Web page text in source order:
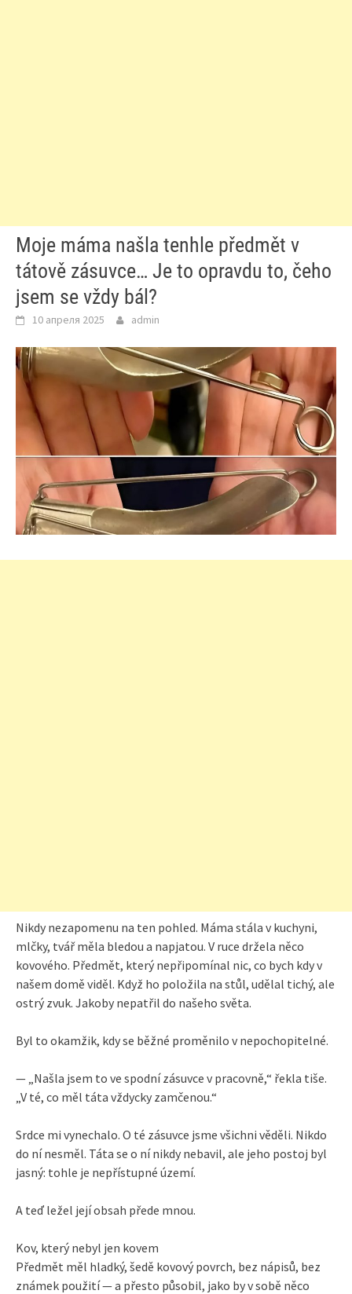
Moje máma našla tenhle předmět v
tátově zásuvce… Je to opravdu to, čeho
jsem se vždy bál?
10 апреля 2025 admin
Nikdy nezapomenu na ten pohled. Máma stála v kuchyni,
mlčky, tvář měla bledou a napjatou. V ruce držela něco
kovového. Předmět, který nepřipomínal nic, co bych kdy v
našem domě viděl. Když ho položila na stůl, udělal tichý, ale
ostrý zvuk. Jakoby nepatřil do našeho světa.
Byl to okamžik, kdy se běžné proměnilo v nepochopitelné.
— „Našla jsem to ve spodní zásuvce v pracovně,“ řekla tiše.
„V té, co měl táta vždycky zamčenou.“
Srdce mi vynechalo. O té zásuvce jsme všichni věděli. Nikdo
do ní nesměl. Táta se o ní nikdy nebavil, ale jeho postoj byl
jasný: tohle je nepřístupné území.
A teď ležel její obsah přede mnou.
Kov, který nebyl jen kovem
Předmět měl hladký, šedě kovový povrch, bez nápisů, bez
známek použití — a přesto působil, jako by v sobě něco